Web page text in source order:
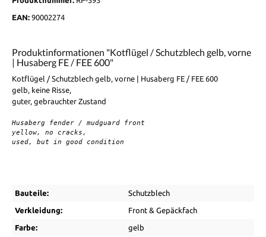
EAN: 90002274
Produktinformationen "Kotflügel / Schutzblech gelb, vorne
| Husaberg FE / FEE 600"
Kotflügel / Schutzblech gelb, vorne | Husaberg FE / FEE 600
gelb, keine Risse,
guter, gebrauchter Zustand
Husaberg fender / mudguard front
yellow, no cracks,
used, but in good condition
Bauteile: Schutzblech
Verkleidung: Front & Gepäckfach
Farbe: gelb